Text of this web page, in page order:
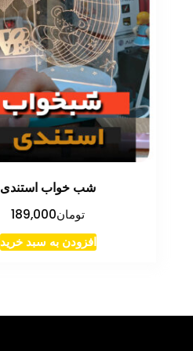
شب خواب استندی
تومان189,000
افزودن به سبد خرید